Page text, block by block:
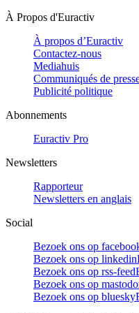
À Propos d'Euractiv
À propos d’Euractiv
Contactez-nous
Mediahuis
Communiqués de
Publicité politique
Abonnements
Euractiv Pro
Newsletters
Rapporteur
Newsletters en anglais
Social
Bezoek ons op
Bezoek ons op linkedin
Bezoek ons op rss-feed
Bezoek ons op
Bezoek ons op bluesky